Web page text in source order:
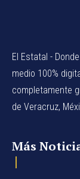
El Estatal -
medio 100%
completamente
de Veracruz,
Más